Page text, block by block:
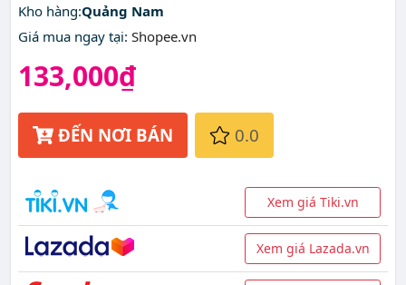
Kho hàng:Quảng Nam
Giá mua ngay tại: Shopee.vn
133,000₫
ĐẾN NƠI BÁN 0.0
Xem giá Tiki.vn
Xem giá Lazada.vn